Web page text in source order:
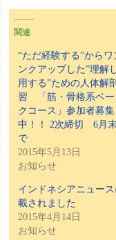
関連
“ただ経験する”からワ
ンクアップした”理解
用する”ための人体解
習 「筋・骨格系ベー
クコース」参加者募集
中！！ 2次締切 6月
で
2015年5月13日
お知らせ
インドネシアニュー
載されました
2015年4月14日
お知らせ